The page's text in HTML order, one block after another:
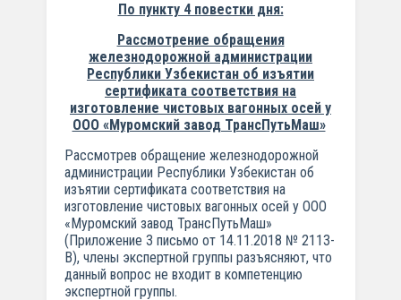
По пункту 4 повестки дня:
Рассмотрение обращения
железнодорожной администрации
Республики Узбекистан об изъятии
сертификата соответствия на
изготовление чистовых вагонных осей у
ООО «Муромский завод ТрансПутьМаш»
Рассмотрев обращение железнодорожной
администрации Республики Узбекистан об
изъятии сертификата соответствия на
изготовление чистовых вагонных осей у ООО
«Муромский завод ТрансПутьМаш»
(Приложение 3 письмо от 14.11.2018 № 2113-
В), члены экспертной группы разъясняют, что
данный вопрос не входит в компетенцию
экспертной группы.